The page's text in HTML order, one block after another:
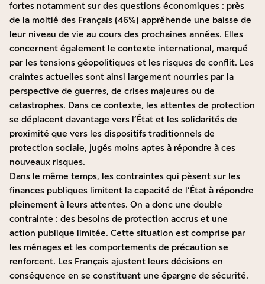
fortes notamment sur des questions économiques : près
de la moitié des Français (46%) appréhende une baisse de
leur niveau de vie au cours des prochaines années. Elles
concernent également le contexte international, marqué
par les tensions géopolitiques et les risques de conflit. Les
craintes actuelles sont ainsi largement nourries par la
perspective de guerres, de crises majeures ou de
catastrophes. Dans ce contexte, les attentes de protection
se déplacent davantage vers l’État et les solidarités de
proximité que vers les dispositifs traditionnels de
protection sociale, jugés moins aptes à répondre à ces
nouveaux risques.
Dans le même temps, les contraintes qui pèsent sur les
finances publiques limitent la capacité de l’État à répondre
pleinement à leurs attentes. On a donc une double
contrainte : des besoins de protection accrus et une
action publique limitée. Cette situation est comprise par
les ménages et les comportements de précaution se
renforcent. Les Français ajustent leurs décisions en
conséquence en se constituant une épargne de sécurité.